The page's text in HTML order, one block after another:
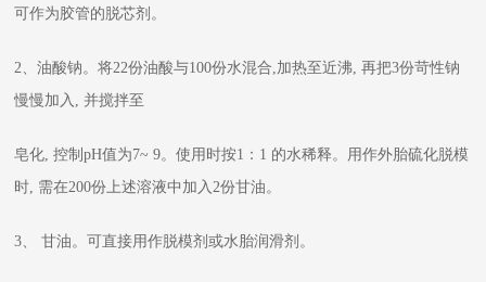
可作为胶管的脱芯剂。
2、油酸钠。将22份油酸与100份水混合,加热至近沸, 再把3份苛性钠
慢慢加入, 并搅拌至
皂化, 控制pH值为7~ 9。使用时按1：1 的水稀释。用作外胎硫化脱模
时, 需在200份上述溶液中加入2份甘油。
3、 甘油。可直接用作脱模剂或水胎润滑剂。